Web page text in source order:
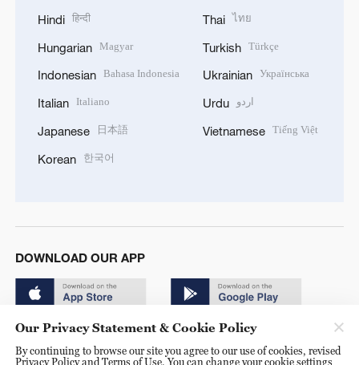
Hindi हिन्दी
Hungarian Magyar
Indonesian Bahasa Indonesia
Italian Italiano
Japanese 日本語
Korean 한국어
Thai ไทย
Turkish Türkçe
Ukrainian Українська
Urdu اردو
Vietnamese Tiếng Việt
DOWNLOAD OUR APP
Our Privacy Statement & Cookie Policy
By continuing to browse our site you agree to our use of cookies, revised
Privacy Policy and Terms of Use. You can change your cookie settings